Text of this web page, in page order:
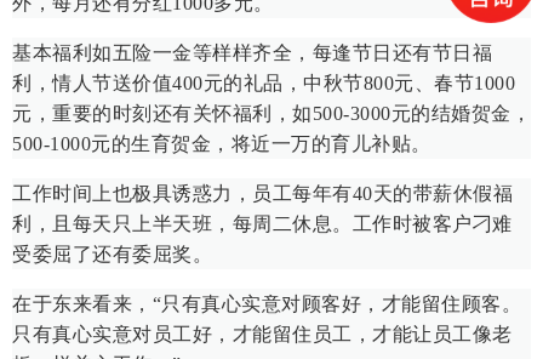
基本福利如五险一金等样样齐全，每逢节日还有节日福
利，情人节送价值400元的礼品，中秋节800元、春节1000
元，重要的时刻还有关怀福利，如500-3000元的结婚贺金，
500-1000元的生育贺金，将近一万的育儿补贴。
工作时间上也极具诱惑力，员工每年有40天的带薪休假福
利，且每天只上半天班，每周二休息。工作时被客户刁难
受委屈了还有委屈奖。
在于东来看来，“只有真心实意对顾客好，才能留住顾客。
只有真心实意对员工好，才能留住员工，才能让员工像老